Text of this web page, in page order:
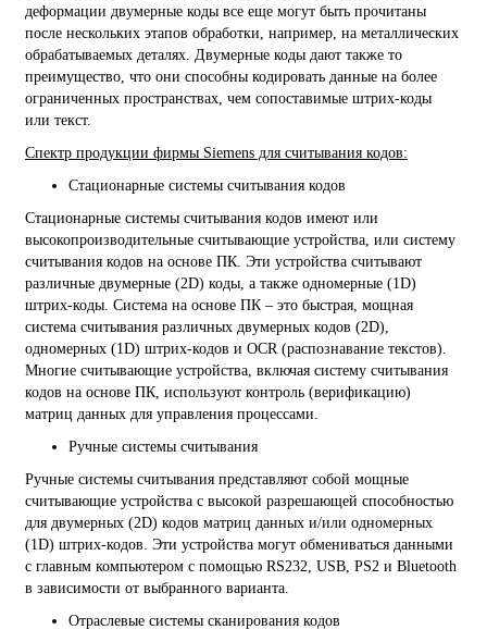
деформации двумерные коды все еще могут быть прочитаны
после нескольких этапов обработки, например, на металлических
обрабатываемых деталях. Двумерные коды дают также то
преимущество, что они способны кодировать данные на более
ограниченных пространствах, чем сопоставимые штрих-коды
или текст.
Спектр продукции фирмы Siemens для считывания кодов:
Стационарные системы считывания кодов
Стационарные системы считывания кодов имеют или
высокопроизводительные считывающие устройства, или систему
считывания кодов на основе ПК. Эти устройства считывают
различные двумерные (2D) коды, а также одномерные (1D)
штрих-коды. Система на основе ПК – это быстрая, мощная
система считывания различных двумерных кодов (2D),
одномерных (1D) штрих-кодов и OCR (распознавание текстов).
Многие считывающие устройства, включая систему считывания
кодов на основе ПК, используют контроль (верификацию)
матриц данных для управления процессами.
Ручные системы считывания
Ручные системы считывания представляют собой мощные
считывающие устройства с высокой разрешающей способностью
для двумерных (2D) кодов матриц данных и/или одномерных
(1D) штрих-кодов. Эти устройства могут обмениваться данными
с главным компьютером с помощью RS232, USB, PS2 и Bluetooth
в зависимости от выбранного варианта.
Отраслевые системы сканирования кодов